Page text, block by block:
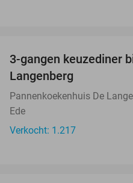
3-gangen keuzediner
Langenberg
Pannenkoekenhuis De
Ede
Verkocht: 1.217